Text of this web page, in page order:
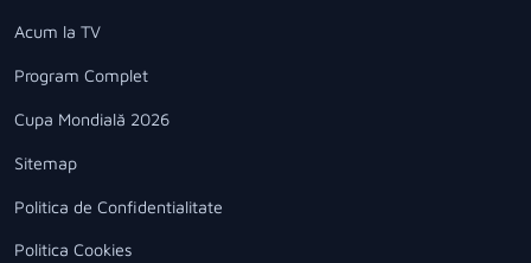
Acum la TV
Program Complet
Cupa Mondială 2026
Sitemap
Politica de Confidentialitate
Politica Cookies